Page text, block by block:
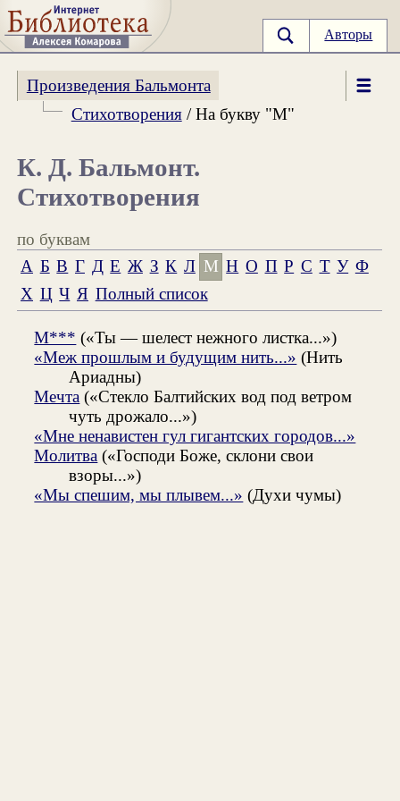
Авторы
Произведения Бальмонта
Стихотворения/ На букву "М"
К. Д. Бальмонт.
Стихотворения
по буквам
А Б В Г Д Е Ж З К Л М Н О П Р С Т У Ф
Х Ц Ч Я Полный список
М*** («Ты — шелест нежного листка...»)
«Меж прошлым и будущим нить...» (Нить
Ариадны)
Мечта («Стекло Балтийских вод под ветром
чуть дрожало...»)
«Мне ненавистен гул гигантских городов...»
Молитва («Господи Боже, склони свои
взоры...»)
«Мы спешим, мы плывем...» (Духи чумы)